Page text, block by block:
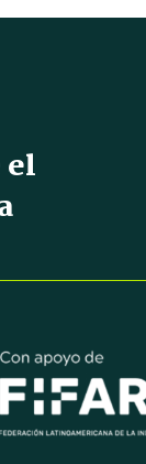
el